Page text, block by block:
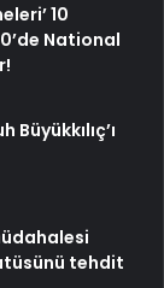
10
National
tehdit